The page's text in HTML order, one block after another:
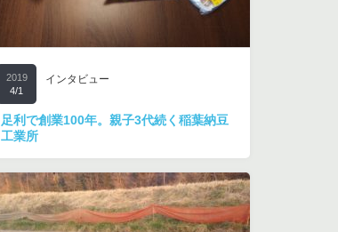
2019
4/1
インタビュー
足利で創業100年。親子3代続く稲葉納豆
工業所